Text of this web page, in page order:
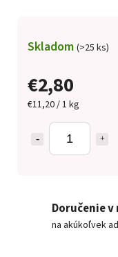
€2,80
€11,20 / 1 kg
Skladom (>25 ks)
Doručenie
na akúkoľvek